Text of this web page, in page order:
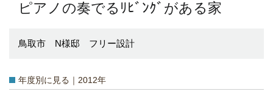
ピアノの奏でるﾘﾋﾞﾝｸﾞがある家
鳥取市 N様邸 フリー設計
年度別に見る｜2012年